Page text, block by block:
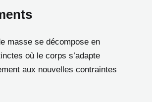
masse se décompose en
où le corps s’adapte
aux nouvelles contraintes